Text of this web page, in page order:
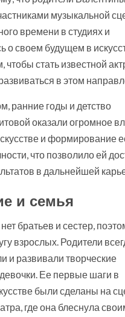
музыкальной
времени в студиях и
о своем будущем в
чтобы стать известной
в этом
ранние годы и детство
оказали огромное
и формирование
что позволило ей
в дальнейшей
и семья
братьев и сестер,
взрослых. Родители
и развивали творческие
Ее первые шаги в
были сделаны на
где она блеснула